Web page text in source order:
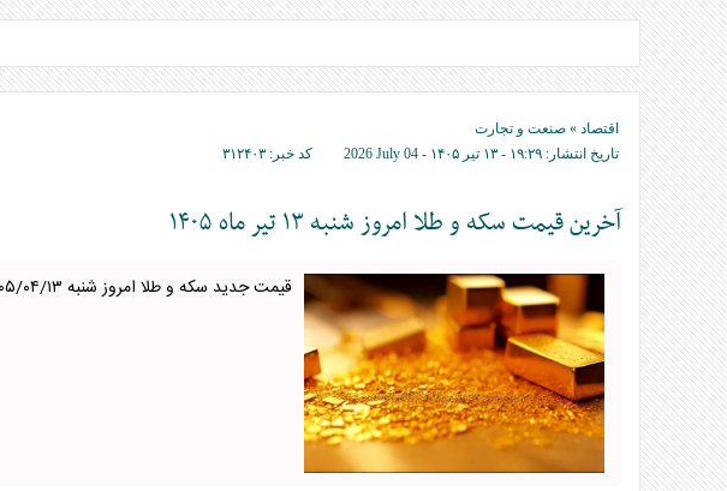
اقتصاد » صنعت و تجارت
تاریخ انتشار: ۱۹:۲۹ - ۱۳ تير ۱۴۰۵ - 2026 July 04 کد خبر: ۳۱۲۴۰۳
آخرین قیمت سکه و طلا امروز شنبه ۱۳ تیر ماه ۱۴۰۵
قیمت جدید سکه و طلا امروز شنبه ۱۴۰۵/۰۴/۱۳ اعلام شد.